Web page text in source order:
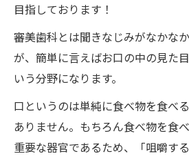
目指しております！
審美歯科とは聞きなじみがなかな
が、簡単に言えばお口の中の見た
いう分野になります。
口というのは単純に食べ物を食べ
ありません。もちろん食べ物を食
重要な器官であるため、「咀嚼す